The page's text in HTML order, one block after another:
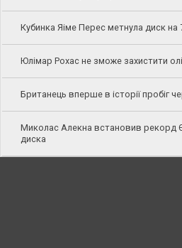
Кубинка Яіме Перес метнула диск на
Юлімар Рохас не зможе захистити
Британець вперше в історії пробіг
Миколас Алекна встановив рекорд
диска